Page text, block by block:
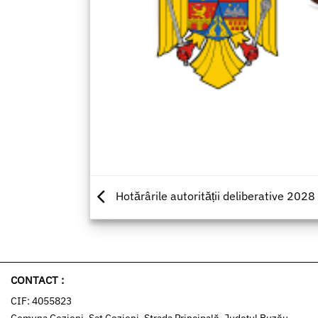
Hotărârile autorității deliberative 2028
CONTACT :
CIF: 4055823